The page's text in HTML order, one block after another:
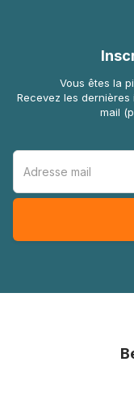
Vous êtes la
Recevez les
mail